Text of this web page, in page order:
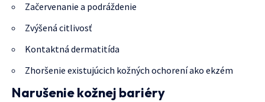
Začervenanie a podráždenie
Zvýšená citlivosť
Kontaktná dermatitída
Zhoršenie existujúcich kožných ochorení ako ekzém
Narušenie kožnej bariéry